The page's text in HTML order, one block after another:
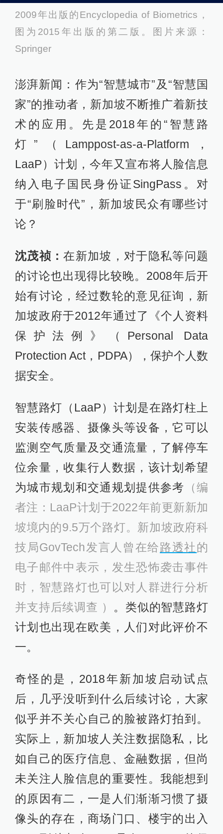
2009年出版的Encyclopedia of Biometrics，
图为2015年出版的第二版。图片来源：
Springer
澎湃新闻：作为“智慧城市”及“智慧国
家”的推动者，新加坡不断推广着新技
术的应用。先是2018年的“智慧路
灯”（Lamppost-as-a-Platform，
LaaP）计划，今年又宣布将人脸信息
纳入电子国民身份证SingPass。对
于“刷脸时代”，新加坡民众有哪些讨
论？
沈茂祯：在新加坡，对于隐私等问题
的讨论也出现得比较晚。2008年后开
始有讨论，经过数轮的意见征询，新
加坡政府于2012年通过了《个人资料
保护法例》（Personal Data
Protection Act，PDPA），保护个人数
据安全。
智慧路灯（LaaP）计划是在路灯柱上
安装传感器、摄像头等设备，它可以
监测空气质量及交通流量，了解停车
位余量，收集行人数据，该计划希望
为城市规划和交通规划提供参考
（编
者注：LaaP计划于2022年前更新新加
坡境内的9.5万个路灯。新加坡政府科
技局GovTech发言人曾在给路透社的
电子邮件中表示，发生恐怖袭击事件
时，智慧路灯也可以对人群进行分析
并支持后续调查 ） 。类似的智慧路灯
计划也出现在欧美，人们对此评价不
一。
奇怪的是，2018年新加坡启动试点
后，几乎没听到什么后续讨论，大家
似乎并不关心自己的脸被路灯拍到。
实际上，新加坡人关注数据隐私，比
如自己的医疗信息、金融数据，但尚
未关注人脸信息的重要性。我能想到
的原因有二，一是人们渐渐习惯了摄
像头的存在，商场门口、楼宇的出入